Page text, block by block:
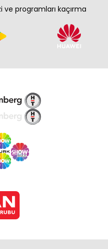
ve programları kaçırma